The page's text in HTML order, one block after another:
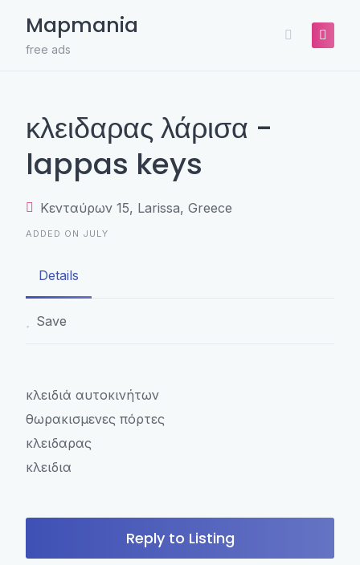
content
Mapmania
free ads
κλειδαρας λάρισα -
lappas keys
Κενταύρων 15, Larissa, Greece
ADDED ON JULY
Details
Save
κλειδιά αυτοκινήτων
θωρακισμενες πόρτες
κλειδαρας
κλειδια
Reply to Listing